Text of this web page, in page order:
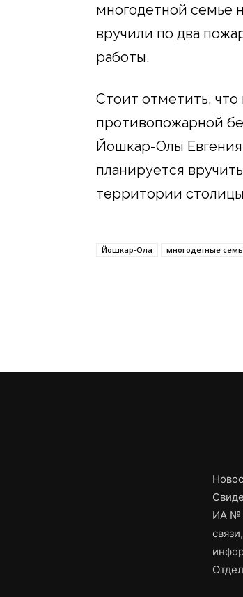
многодетной семье
вручили по два
работы.
Стоит отметить,
противопожарной
Йошкар-Олы
планируется
территории
Йошкар-Ола многодетные
ИА №
связи,